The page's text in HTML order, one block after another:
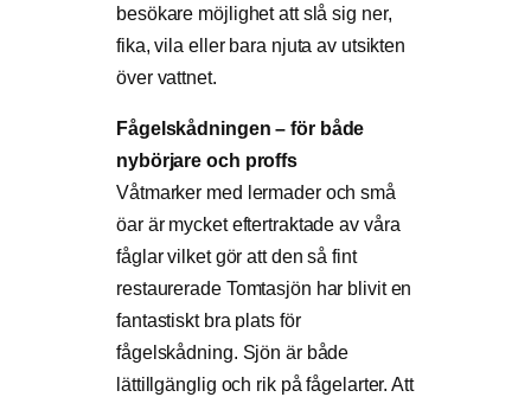
besökare möjlighet att slå sig ner,
fika, vila eller bara njuta av utsikten
över vattnet.
Fågelskådningen – för både
nybörjare och proffs
Våtmarker med lermader och små
öar är mycket eftertraktade av våra
fåglar vilket gör att den så fint
restaurerade Tomtasjön har blivit en
fantastiskt bra plats för
fågelskådning. Sjön är både
lättillgänglig och rik på fågelarter. Att